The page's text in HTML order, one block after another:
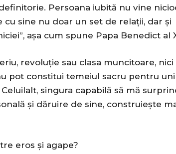
Persoana iubită nu vine
cu sine nu doar un set de relații, dar și
așa cum spune Papa Benedict al
revoluție sau clasa muncitoare, nici
pot constitui temeiul sacru pentru
singura capabilă să mă
și dăruire de sine, construiește
eros și agape?